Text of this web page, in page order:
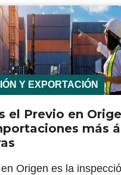
Y EXPORTACIÓN
el Previo en
más
Origen es la